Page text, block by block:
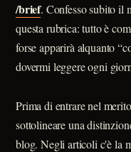
/brief. Confesso subito il
questa rubrica: tutto è
forse apparirà alquanto
dovermi leggere ogni
Prima di entrare nel
sottolineare una
blog. Negli articoli c'è la